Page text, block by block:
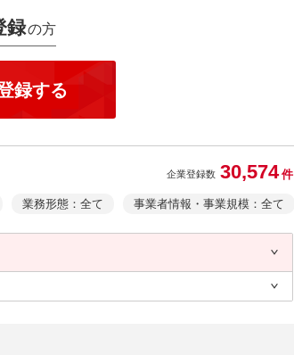
録の方
録する
企業登録数 30,574 件
業務形態：全て 事業者情報・事業規模：全て